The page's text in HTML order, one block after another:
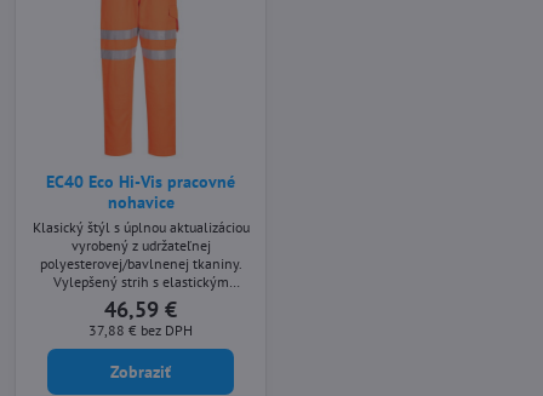
EC40 Eco Hi-Vis pracovné
nohavice
Klasický štýl s úplnou aktualizáciou
vyrobený z udržateľnej
polyesterovej/bavlnenej tkaniny.
Vylepšený strih s elastickým
pásom, vreckami a vreckom na
pravítko, s vreckami na kolená a
plným štandardom RIS. (iba
oranžové)
46,59 €
37,88 € bez DPH
Zobraziť